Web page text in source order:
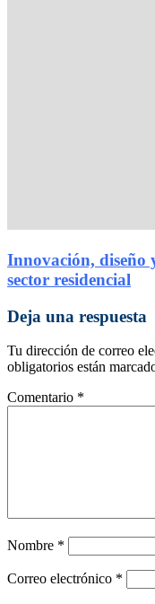
Innovación, diseño
sector residencial
Deja una respuesta
Tu dirección de correo
obligatorios están
Comentario *
Nombre *
Correo electrónico *